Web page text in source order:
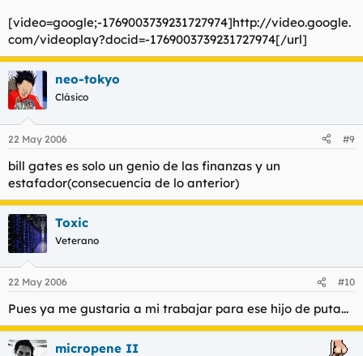
[video=google;-1769003739231727974]http://video.google.
com/videoplay?docid=-1769003739231727974[/url]
neo-tokyo
Clásico
22 May 2006 #9
bill gates es solo un genio de las finanzas y un
estafador(consecuencia de lo anterior)
Toxic
Veterano
22 May 2006 #10
Pues ya me gustaria a mi trabajar para ese hijo de puta...
micropene II